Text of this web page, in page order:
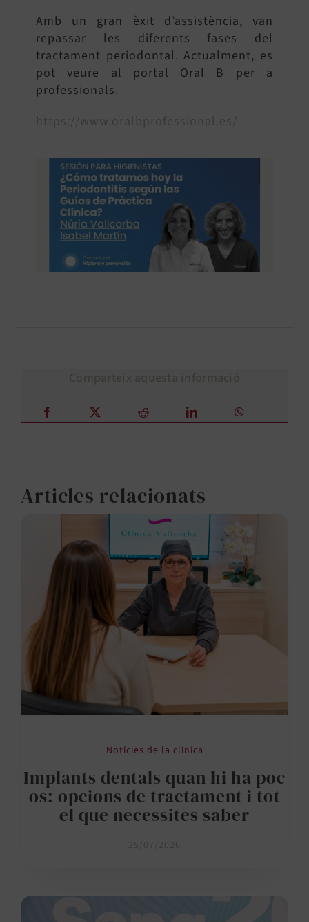
Amb un gran èxit d’assistència, van
repassar les diferents fases del
tractament periodontal. Actualment, es
pot veure al portal Oral B per a
professionals.
https://www.oralbprofessional.es/
Articles relacionats
Notícies de la clínica
Implants dentals quan hi ha poc
os: opcions de tractament i tot
el que necessites saber
25/07/2026